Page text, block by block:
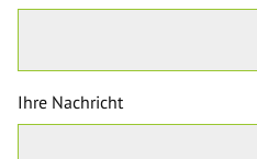
Ihre Nachricht